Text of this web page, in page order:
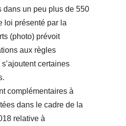
dans un peu plus de 550
loi présenté par la
(photo) prévoit
aux règles
certaines
complémentaires à
dans le cadre de la
relative à